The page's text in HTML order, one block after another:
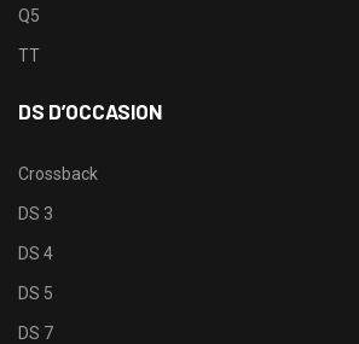
Q5
TT
DS D’OCCASION
Crossback
DS 3
DS 4
DS 5
DS 7